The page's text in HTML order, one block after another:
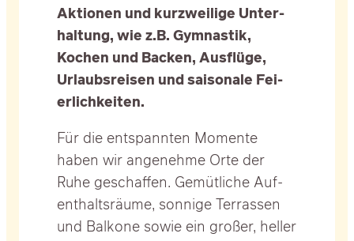
Aktio­nen und kurz­wei­li­ge Unter­
hal­tung, wie z.B. Gym­nas­tik,
Kochen und Backen, Aus­flü­ge,
Urlaubs­rei­sen und sai­so­na­le Fei­
er­lich­kei­ten.
Für die ent­spann­ten Momen­te
haben wir ange­neh­me Orte der
Ruhe geschaf­fen. Gemüt­li­che Auf­
ent­halts­räu­me, son­ni­ge Ter­ras­sen
und Bal­ko­ne sowie ein gro­ßer, hel­ler